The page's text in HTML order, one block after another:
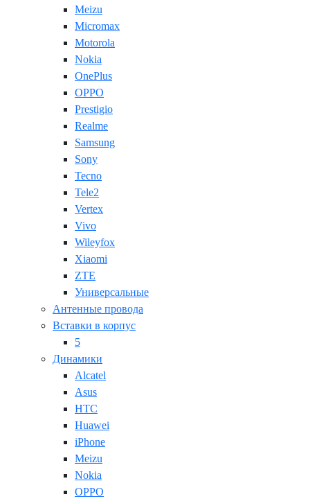
Meizu
Micromax
Motorola
Nokia
OnePlus
OPPO
Prestigio
Realme
Samsung
Sony
Tecno
Tele2
Vertex
Vivo
Wileyfox
Xiaomi
ZTE
Универсальные
Антенные провода
Вставки в корпус
5
Динамики
Alcatel
Asus
HTC
Huawei
iPhone
Meizu
Nokia
OPPO